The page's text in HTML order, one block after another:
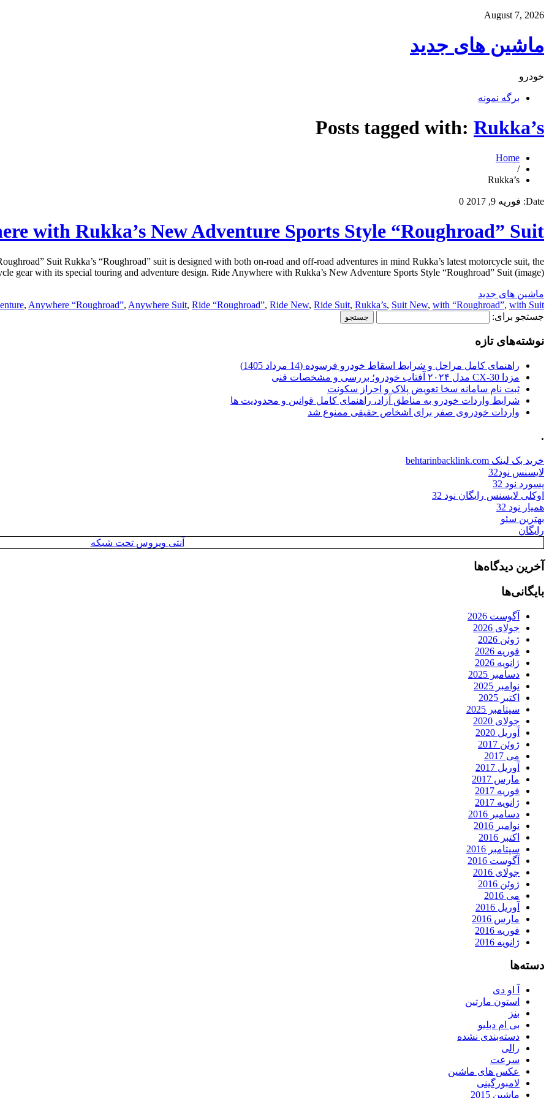
August 7, 2026
ماشین های جدید
خودرو
برگه نمونه
Posts tagged with: Rukka’s
Home
/
Rukka’s
Date: فوریه 9, 2017 0
with Rukka’s New Adventure Sports Style “Roughroad” Suit
Suit Rukka’s “Roughroad” suit is designed with both on-road and off-road adventures in mind Rukka’s latest motorcycle suit, the
gear with its special touring and adventure design. Ride Anywhere with Rukka’s New Adventure Sports Style “Roughroad” Suit (image) […]
ماشین های جدید
, Anywhere “Roughroad”, Anywhere Suit, Ride “Roughroad”, Ride New, Ride Suit, Rukka’s, Suit New, with “Roughroad”, with Suit
جستجو برای:
نوشته‌های تازه
راهنمای کامل مراحل و شرایط اسقاط خودرو فرسوده (14 مرداد 1405)
مزدا CX-30 مدل ۲۰۲۴ آفتاب خودرو؛ بررسی و مشخصات فنی
ثبت نام سامانه سخا تعویض پلاک و احراز سکونت
شرایط واردات خودرو به مناطق آزاد، راهنمای کامل قوانین و محدودیت ها
واردات خودروی صفر برای اشخاص حقیقی ممنوع شد
.
خرید بک لینک behtarinbacklink.com
لایسنس نود32
پسورد نود 32
اوکلی لایسنس رایگان نود 32
همیار نود 32
بهترین سئو
رایگان
آنتی ویروس تحت شبکه
آخرین دیدگاه‌ها
بایگانی‌ها
آگوست 2026
جولای 2026
ژوئن 2026
فوریه 2026
ژانویه 2026
دسامبر 2025
نوامبر 2025
اکتبر 2025
سپتامبر 2025
جولای 2020
آوریل 2020
ژوئن 2017
می 2017
آوریل 2017
مارس 2017
فوریه 2017
ژانویه 2017
دسامبر 2016
نوامبر 2016
اکتبر 2016
سپتامبر 2016
آگوست 2016
جولای 2016
ژوئن 2016
می 2016
آوریل 2016
مارس 2016
فوریه 2016
ژانویه 2016
دسته‌ها
آ او دی
استون مارتین
بنز
بی ام دبلیو
دسته‌بندی نشده
رالی
سرعت
عکس های ماشین
لامبورگینی
ماشین 2015